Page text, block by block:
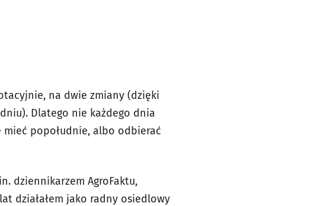
na dwie zmiany (dzięki
Dlatego nie każdego dnia
popołudnie, albo odbierać
dziennikarzem AgroFaktu,
działałem jako radny osiedlowy